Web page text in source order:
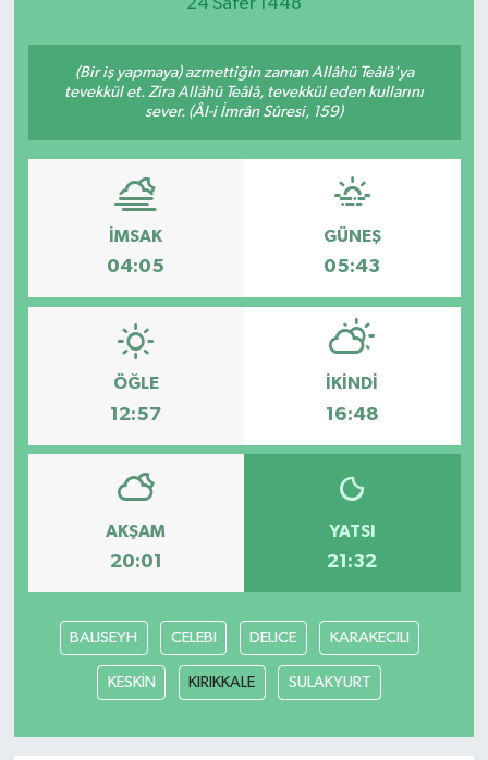
(Bir iş yapmaya) azmettiğin zaman Allâhü Teâlâ'ya
tevekkül et. Zira Allâhü Teâlâ, tevekkül eden kullarını
sever. (Âl-i İmrân Sûresi, 159)
İMSAK
04:05
GÜNEŞ
05:43
ÖĞLE
12:57
İKINDI
16:48
AKŞAM
20:01
YATSI
21:32
BALISEYH CELEBI DELICE KARAKECILI
KESKİN KIRIKKALE SULAKYURT